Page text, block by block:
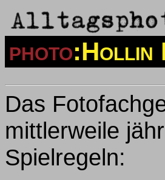
photo:Hollin
Das
mittlerweile
Spielregeln: